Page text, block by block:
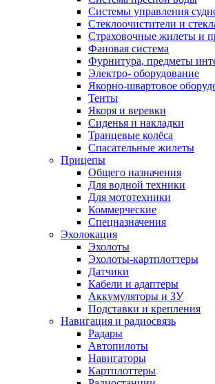
Системы управления
Стеклоочистители и
Страховочные жилеты и
Фановая система
Фурнитура, предметы
Электро- оборудование
Якорно-швартовое
Тенты
Якоря и веревки
Сиденья и накладки
Транцевые колёса
Спасательные жилеты
Прицепы
Общего назначения
Для водной техники
Для мототехники
Коммерческие
Спецназначения
Эхолокация
Эхолоты
Эхолоты-картплоттеры
Датчики
Кабели и адаптеры
Аккумуляторы и ЗУ
Подставки и крепления
Навигация и радиосвязь
Радары
Автопилоты
Навигаторы
Картплоттеры